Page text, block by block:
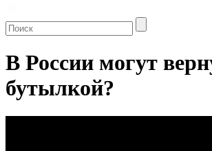
В России могут
бутылкой?